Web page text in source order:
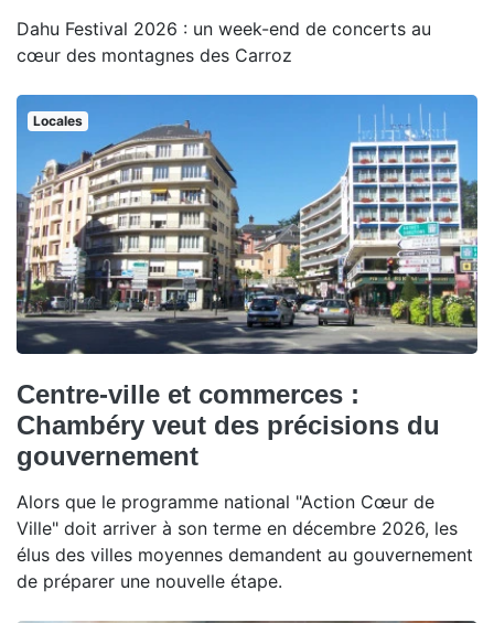
Dahu Festival 2026 : un week-end de concerts au
cœur des montagnes des Carroz
Locales
Centre-ville et commerces :
Chambéry veut des précisions du
gouvernement
Alors que le programme national "Action Cœur de
Ville" doit arriver à son terme en décembre 2026, les
élus des villes moyennes demandent au gouvernement
de préparer une nouvelle étape.